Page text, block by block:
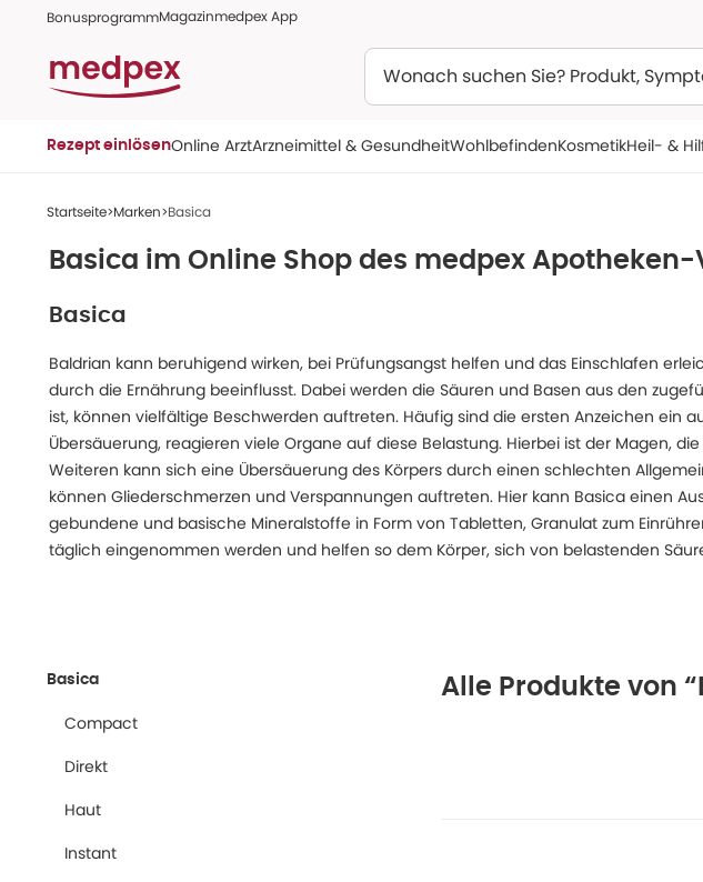
BonusprogrammMagazinmedpex App
Rezept einlösenOnline ArztArzneimittel & GesundheitWohlbefindenKosmetikHeil- &
Startseite Marken Basica
Basica im Online Shop des medpex Apotheken-
Basica
Baldrian kann beruhigend wirken, bei Prüfungsangst helfen und das Einschlafen
durch die Ernährung beeinflusst. Dabei werden die Säuren und Basen aus den
ist, können vielfältige Beschwerden auftreten. Häufig sind die ersten Anzeichen ein
Übersäuerung, reagieren viele Organe auf diese Belastung. Hierbei ist der Magen,
Weiteren kann sich eine Übersäuerung des Körpers durch einen schlechten
können Gliederschmerzen und Verspannungen auftreten. Hier kann Basica einen
gebundene und basische Mineralstoffe in Form von Tabletten, Granulat zum
täglich eingenommen werden und helfen so dem Körper, sich von belastenden
Alle Produkte von
Basica
Compact
Direkt
Haut
Instant